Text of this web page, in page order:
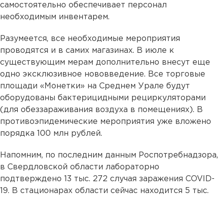
самостоятельно обеспечивает персонал
необходимым инвентарем.
Разумеется, все необходимые мероприятия
проводятся и в самих магазинах. В июле к
существующим мерам дополнительно внесут еще
одно эксклюзивное нововведение. Все торговые
площади «Монетки» на Среднем Урале будут
оборудованы бактерицидными рециркуляторами
(для обеззараживания воздуха в помещениях). В
противоэпидемические мероприятия уже вложено
порядка 100 млн рублей.
Напомним, по последним данным Роспотребнадзора,
в Свердловской области лабораторно
подтверждено 13 тыс. 272 случая заражения COVID-
19. В стационарах области сейчас находится 5 тыс.